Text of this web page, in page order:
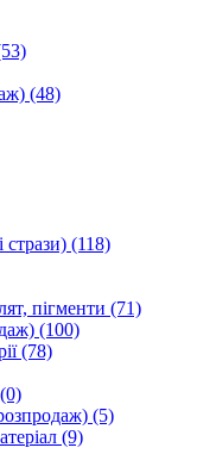
(48)
(118)
пігменти (71)
(100)
(78)
(0)
(5)
(9)